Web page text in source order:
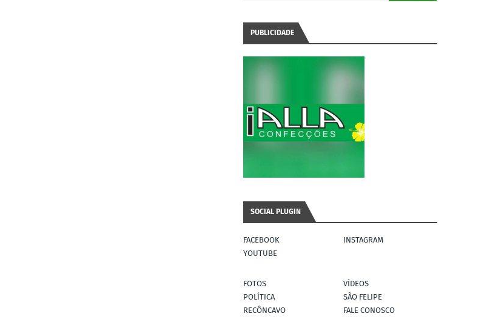
PUBLICIDADE
SOCIAL PLUGIN
FACEBOOK
INSTAGRAM
YOUTUBE
FOTOS
VÍDEOS
POLÍTICA
SÃO FELIPE
RECÔNCAVO
FALE CONOSCO